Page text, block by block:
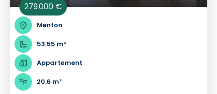
279 000 €
Menton
53.55 m²
Appartement
20.6 m²